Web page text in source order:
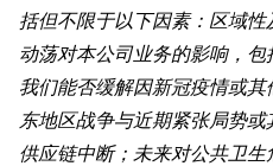
括但不限于以下因素：区域
动荡对本公司业务的影响，包
我们能否缓解因新冠疫情或
东地区战争与近期紧张局势
供应链中断；未来对公共卫